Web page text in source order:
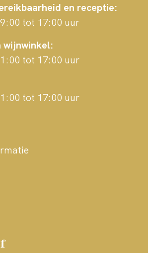
en receptie:
tot 17:00 uur
wijnwinkel:
tot 17:00 uur
tot 17:00 uur